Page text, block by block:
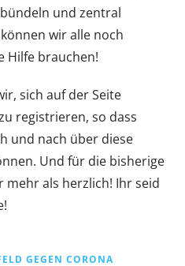
und zentral
wir alle noch
Hilfe brauchen!
sich auf der Seite
registrieren, so dass
und nach über diese
Und für die bisherige
als herzlich! Ihr seid
GEGEN CORONA